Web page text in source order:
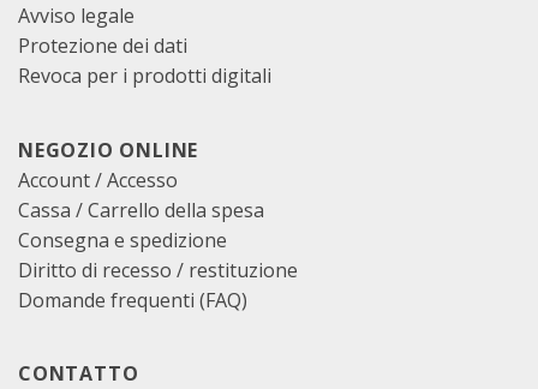
Avviso legale
Protezione dei dati
Revoca per i prodotti digitali
NEGOZIO ONLINE
Account / Accesso
Cassa /Carrello della spesa
Consegna e spedizione
Diritto di recesso / restituzione
Domande frequenti (FAQ)
CONTATTO